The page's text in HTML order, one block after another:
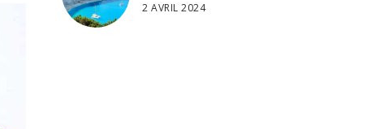
2 AVRIL 2024